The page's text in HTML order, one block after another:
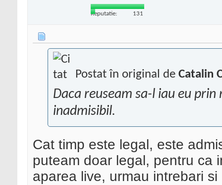
Reputatie: 131
Postat în original de Catalin
Daca reuseam sa-l iau eu
inadmisibil.
Cat timp este legal, este
puteam doar legal, pentru ca
aparea live, urmau intrebari